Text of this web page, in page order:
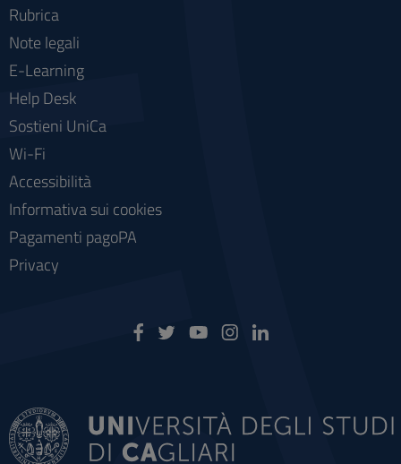
Rubrica
Note legali
E-Learning
Help Desk
Sostieni UniCa
Wi-Fi
Accessibilità
Informativa sui cookies
Pagamenti pagoPA
Privacy